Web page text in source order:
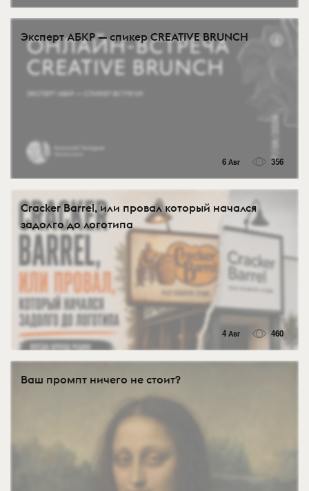
Эксперт АБКР — спикер CREATIVE BRUNCH
6 Авг 356
Cracker Barrel, или провал который начался
задолго до логотипа
4 Авг 460
Ваш промпт ничего не стоит?